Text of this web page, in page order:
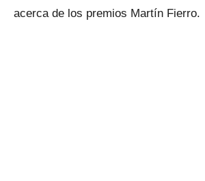
acerca de los premios Martín Fierro.